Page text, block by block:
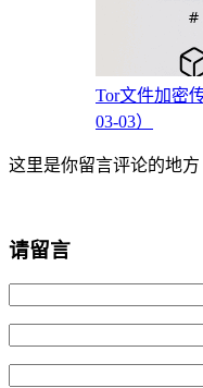
Tor文件加密
03-03）
这里是你留言评论的地方
请留言